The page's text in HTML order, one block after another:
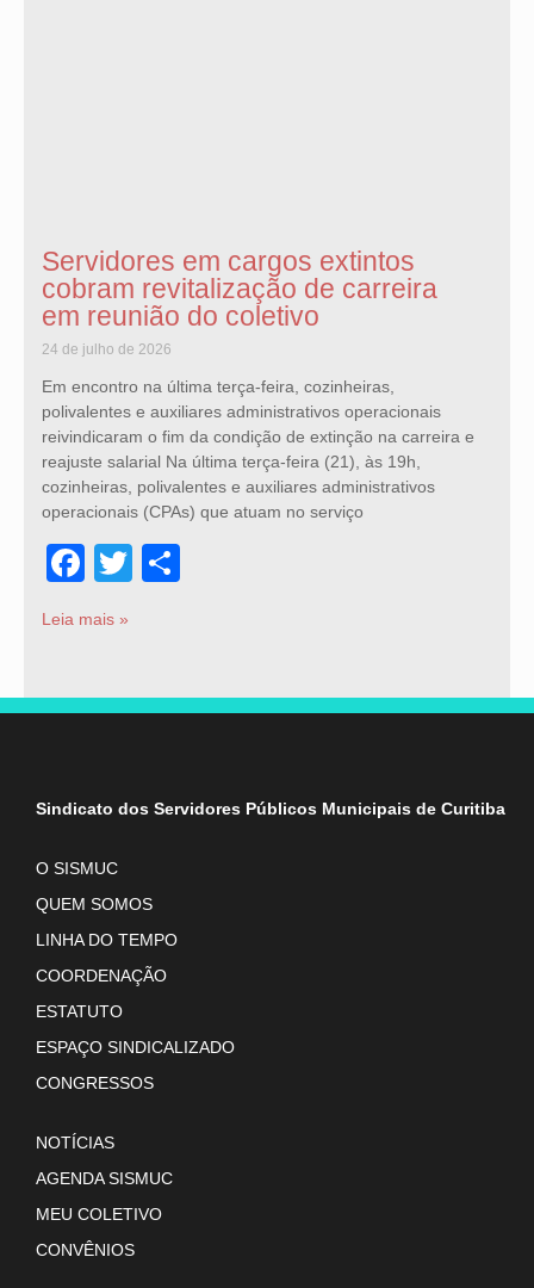
Servidores em cargos extintos
cobram revitalização de carreira
em reunião do coletivo
24 de julho de 2026
Em encontro na última terça-feira, cozinheiras,
polivalentes e auxiliares administrativos operacionais
reivindicaram o fim da condição de extinção na carreira e
reajuste salarial Na última terça-feira (21), às 19h,
cozinheiras, polivalentes e auxiliares administrativos
operacionais (CPAs) que atuam no serviço
Facebook
Twitter
Leia mais »
Sindicato dos Servidores Públicos Municipais de Curitiba
O SISMUC
QUEM SOMOS
LINHA DO TEMPO
COORDENAÇÃO
ESTATUTO
ESPAÇO SINDICALIZADO
CONGRESSOS
NOTÍCIAS
AGENDA SISMUC
MEU COLETIVO
CONVÊNIOS